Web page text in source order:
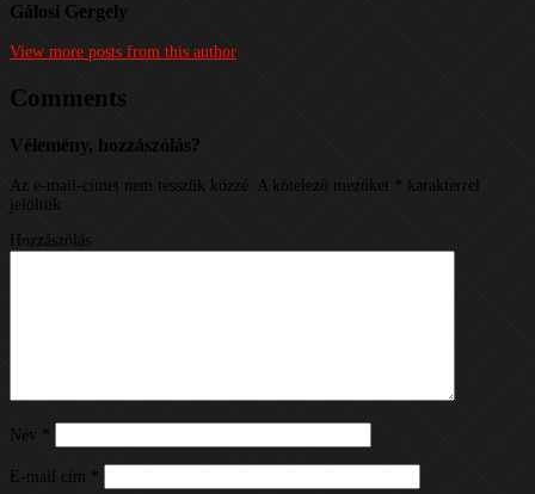
Gálosi Gergely
View more posts from this author
Comments
Vélemény, hozzászólás?
Az e-mail-címet nem tesszük közzé. A kötelező mezőket * karakterrel
jelöltük
Hozzászólás
Név *
E-mail cím *